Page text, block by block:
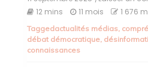
12 mins 11 mois 1 676
Taggedactualités médias,
débat démocratique,
connaissances